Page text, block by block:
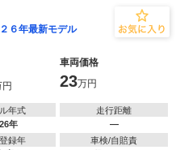
６年最新モデル
車両価格
23万円
年式
年
走行距離
―
録年
車検/自賠責